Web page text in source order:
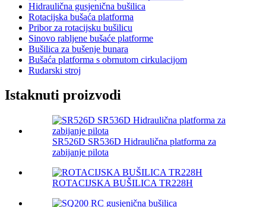
Hidraulična gusjenična bušilica
Rotacijska bušaća platforma
Pribor za rotacijsku bušilicu
Sinovo rabljene bušaće platforme
Bušilica za bušenje bunara
Bušaća platforma s obrnutom cirkulacijom
Rudarski stroj
Istaknuti proizvodi
SR526D SR536D Hidraulična platforma za
zabijanje pilota
ROTACIJSKA BUŠILICA TR228H